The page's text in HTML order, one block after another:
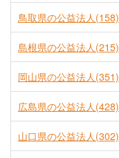
鳥取県の公益法人(158)
島根県の公益法人(215)
岡山県の公益法人(351)
広島県の公益法人(428)
山口県の公益法人(302)